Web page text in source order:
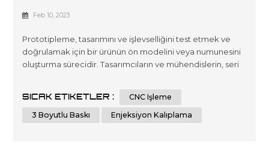
İşlemeyi Seçmeliyim?
Feb 10, 2023
Prototipleme, tasarımını ve işlevselliğini test etmek ve
doğrulamak için bir ürünün ön modelini veya numunesini
oluşturma sürecidir. Tasarımcıların ve mühendislerin, seri
azaltır ve nihai ürünün kalitesini artırır. Prototipleme, 3D
baskı , enjeksiyon kalıplama , döküm ve CNC işleme
SICAK ETIKETLER :
CNC Işleme
3 Boyutlu Baskı
Enjeksiyon Kalıplama